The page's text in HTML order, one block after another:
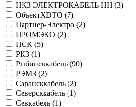
НКЗ ЭЛЕКТРОКАБЕЛЬ НН (3)
ОбъектXDTO (7)
Партнер-Электро (2)
ПРОМЭКО (2)
ПСК (5)
РКЗ (1)
Рыбинсккабель (90)
РЭМЗ (2)
Сарансккабель (2)
Северсккабель (1)
Севкабель (1)